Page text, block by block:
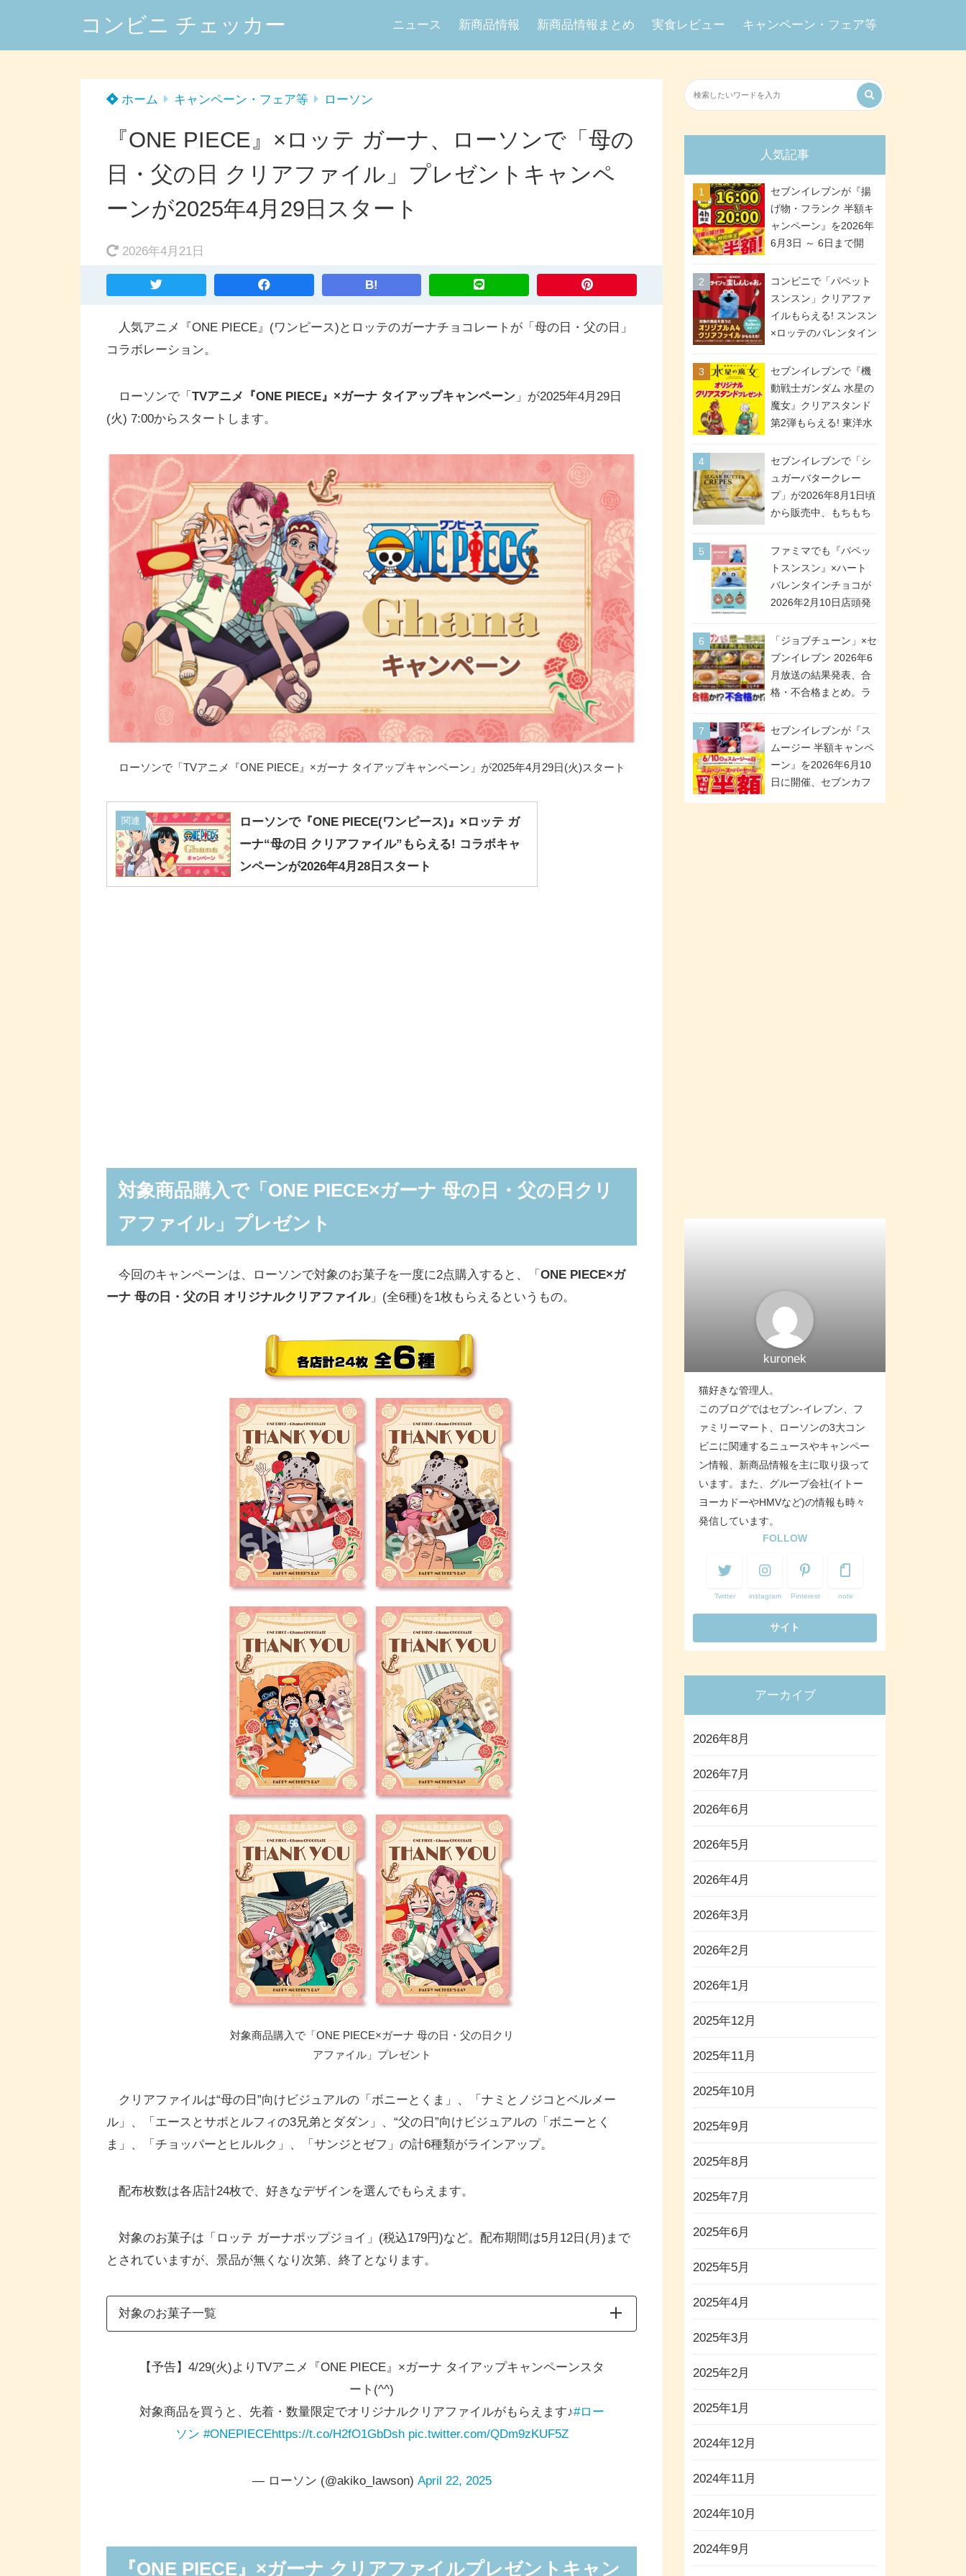
コンビニ チェッカー ニュース 新商品情報 新商品情報まとめ 実食レビュー キャンペーン・フェア等
ホーム キャンペーン・フェア等 ローソン
『ONE PIECE』×ロッテ ガーナ、ローソンで「母の
日・父の日 クリアファイル」プレゼントキャンペ
ーンが2025年4月29日スタート
2026年4月21日
B!
人気アニメ『ONE PIECE』(ワンピース)とロッテのガーナチョコレートが「母の日・父の日」
コラボレーション。
ローソンで「 TVアニメ『ONE PIECE』×ガーナ タイアップキャンペーン 」が2025年4月29日
(火) 7:00からスタートします。
ローソンで「TVアニメ『ONE PIECE』×ガーナ タイアップキャンペーン」が2025年4月29日(火)スタート
関連
ローソンで『ONE PIECE(ワンピース)』×ロッテ ガ
ーナ“母の日 クリアファイル”もらえる! コラボキャ
ンペーンが2026年4月28日スタート
対象商品購入で「ONE PIECE×ガーナ 母の日・父の日クリ
アファイル」プレゼント
今回のキャンペーンは、ローソンで対象のお菓子を一度に2点購入すると、「 ONE PIECE×ガ
ーナ 母の日・父の日 オリジナルクリアファイル」(全6種)を1枚もらえるというもの。
対象商品購入で「ONE PIECE×ガーナ 母の日・父の日クリ
アファイル」プレゼント
クリアファイルは“母の日”向けビジュアルの「ボニーとくま」、「ナミとノジコとベルメー
ル」、「エースとサボとルフィの3兄弟とダダン」、“父の日”向けビジュアルの「ボニーとく
ま」、「チョッパーとヒルルク」、「サンジとゼフ」の計6種類がラインアップ。
配布枚数は各店計24枚で、好きなデザインを選んでもらえます。
対象のお菓子は「ロッテ ガーナポップジョイ」(税込179円)など。配布期間は5月12日(月)まで
とされていますが、景品が無くなり次第、終了となります。
対象のお菓子一覧
対象商品はこちらのPOPが目印
【予告】4/29(火)よりTVアニメ『ONE PIECE』×ガーナ タイアップキャンペーンスタ
ート(^^)
対象商品を買うと、先着・数量限定でオリジナルクリアファイルがもらえます♪#ロー
ソン #ONEPIECEhttps://t.co/H2fO1GbDsh pic.twitter.com/QDm9zKUF5Z
— ローソン (@akiko_lawson) April 22, 2025
『ONE PIECE』×ガーナ クリアファイルプレゼントキャン
人気記事
セブンイレブンが『揚
げ物・フランク 半額キ
ャンペーン』を2026年
6月3日 ～ 6日まで開
などが「揚げ物スーパ
ーセール」でお得に! 各
日16:00 ～ 20:00の4時
間限定で実施。ななチ
メリカンドッグが税抜
き69円!
コンビニで「パペット
スンスン」クリアファ
イルもらえる! スンスン
×ロッテのバレンタイン
スタート。セブン、フ
ァミマ、ローソンの3社
で異なるデザイン＆対
象商品
セブンイレブンで『機
動戦士ガンダム 水星の
魔女』クリアスタンド
第2弾もらえる! 東洋水
ペーンが2026年5月26
日スタート。浴衣＆た
ぬき・キツネ姿のスレ
ッタ / ミオリネ / グエ
号・5号) / シャディク
ドになって登場!
セブンイレブンで「シ
ュガーバタークレー
プ」が2026年8月1日頃
から販売中、もちもち
シュガー＆バターをレ
ンジアップで手軽に楽
しめる冷凍食品。2個入
り
ファミマでも『パペッ
トスンスン』×ハート
バレンタインチョコが
2026年2月10日店頭発
チョコ」「チョコ缶」
「ツインギフト」が登
場
「ジョブチューン」×セ
ブンイレブン 2026年6
月放送の結果発表、合
格・不合格まとめ。ラ
合格「金のハンバー
グ」。満場一致合格数
は6商品、合格数は2商
品。TVerでの見逃し配
セブンイレブンが『ス
ムージー 半額キャンペ
ーン』を2026年6月10
日に開催、セブンカフ
kuronek
猫好きな管理人。
このブログではセブン-イレブン、フ
ァミリーマート、ローソンの3大コン
ビニに関連するニュースやキャンペー
ン情報、新商品情報を主に取り扱って
います。また、グループ会社(イトー
ヨーカドーやHMVなど)の情報も時々
発信しています。
FOLLOW
Twitter instagram Pinterest note
アーカイブ
2026年8月
2026年7月
2026年6月
2026年5月
2026年4月
2026年3月
2026年2月
2026年1月
2025年12月
2025年11月
2025年10月
2025年9月
2025年8月
2025年7月
2025年6月
2025年5月
2025年4月
2025年3月
2025年2月
2025年1月
2024年12月
2024年11月
2024年10月
2024年9月